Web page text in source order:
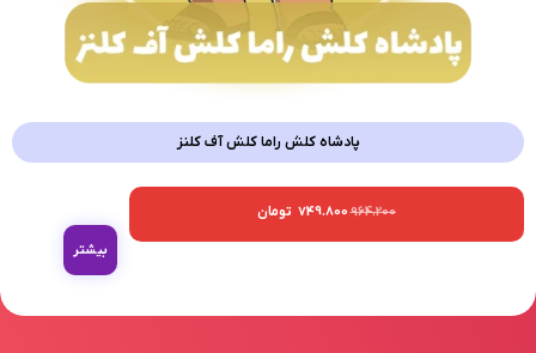
پادشاه کلش راما کلش آف کلنز
964.200
749.800 تومان
بیشتر